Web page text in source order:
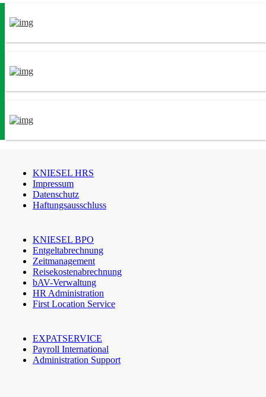
KNIESEL HRS
Impressum
Datenschutz
Haftungsausschluss
KNIESEL BPO
Entgeltabrechnung
Zeitmanagement
Reisekostenabrechnung
bAV-Verwaltung
HR Administration
First Location Service
EXPATSERVICE
Payroll International
Administration Support